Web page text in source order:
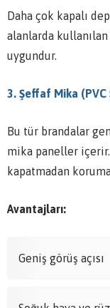
Daha çok kapalı
alanlarda
uygundur.
3. Şeffaf Mika
Bu tür brandalar
mika paneller içerir.
kapatmadan
Avantajları:
Geniş görüş açısı